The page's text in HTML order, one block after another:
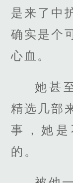
是来了中
确实是个
心血。
她甚
精选几部
事，她
的。